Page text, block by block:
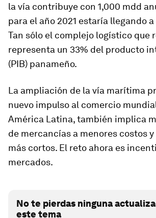
la vía contribuye con 1,000 mdd
para el año 2021 estaría llegando
Tan sólo el complejo logístico que
representa un 33% del producto
(PIB) panameño.
La ampliación de la vía marítima
nuevo impulso al comercio
América Latina, también implica
de mercancías a menores costos
más cortos. El reto ahora es
mercados.
No te pierdas ninguna
este tema